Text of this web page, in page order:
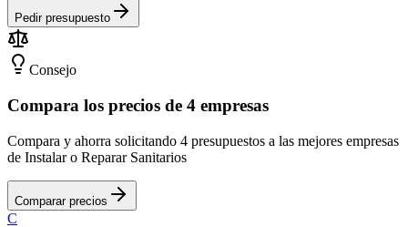
Pedir presupuesto
Consejo
Compara los precios de 4 empresas
Compara y ahorra solicitando 4 presupuestos a las mejores empresas
de Instalar o Reparar Sanitarios
Comparar precios
C